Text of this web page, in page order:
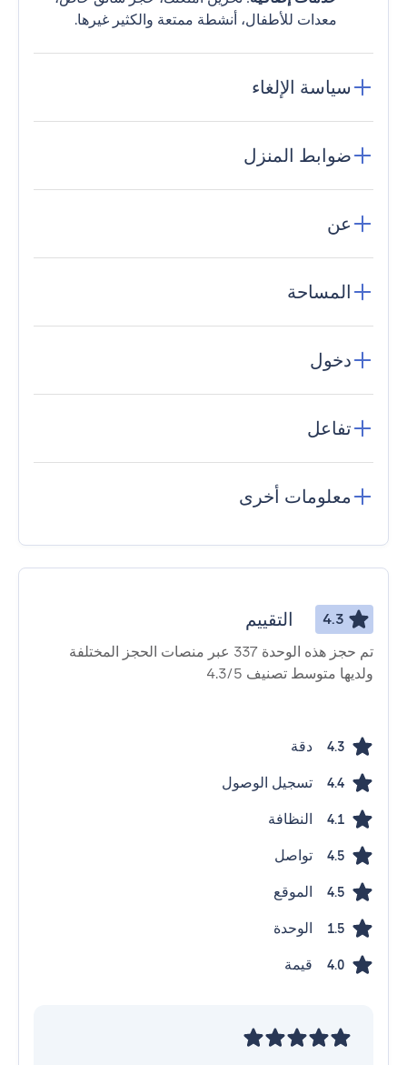
معدات للأطفال، أنشطة ممتعة والكثير غيرها.
سياسة الإلغاء
ضوابط المنزل
عن
المساحة
دخول
تفاعل
معلومات أخرى
4.3 التقييم
تم حجز هذه الوحدة 337 عبر منصات الحجز المختلفة
ولديها متوسط ​​تصنيف 4.3/5
4.3 دقة
4.4 تسجيل الوصول
4.1 النظافة
4.5 تواصل
4.5 الموقع
1.5 الوحدة
4.0 قيمة